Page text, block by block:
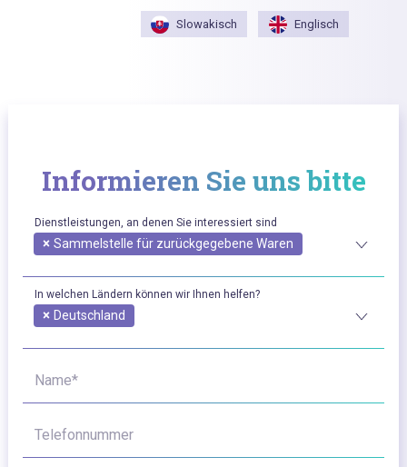
Slowakisch Englisch
Informieren Sie uns bitte
Dienstleistungen, an denen Sie interessiert sind
× Sammelstelle für zurückgegebene Waren
In welchen Ländern können wir Ihnen helfen?
× Deutschland
Name*
Telefonnummer